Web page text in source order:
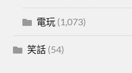
電玩 (1,073)
笑話 (54)